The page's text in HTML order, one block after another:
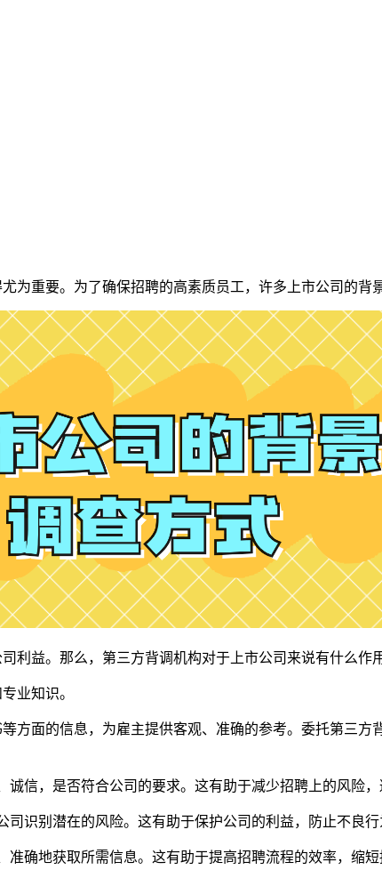
为重要。为了确保招聘的高素质员工，许多上市公司的背
利益。那么，第三方背调机构对于上市公司来说有什么作
业知识。
方面的信息，为雇主提供客观、准确的参考。委托第三
信，是否符合公司的要求。这有助于减少招聘上的风险
识别潜在的风险。这有助于保护公司的利益，防止不良行
确地获取所需信息。这有助于提高招聘流程的效率，缩短